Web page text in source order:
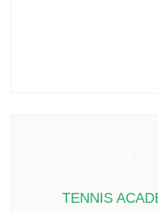
TENNIS